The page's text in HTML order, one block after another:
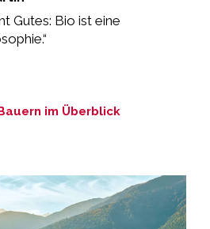
Gutes: Bio ist eine
im Überblick